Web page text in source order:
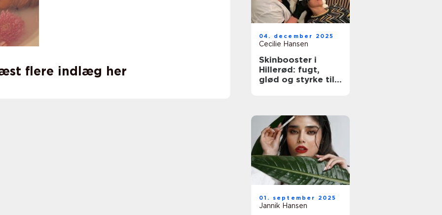
flere indlæg her
04. december 2025
Cecilie Hansen
Skinbooster i
Hillerød: fugt,
glød og styrke til
01. september 2025
Jannik Hansen